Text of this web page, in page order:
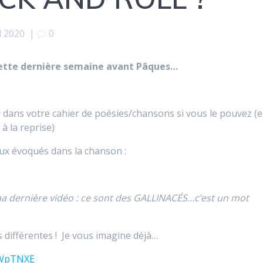
2020 | 0
dernière semaine avant Pâques…
votre cahier de poésies/chansons si vous le pouvez
la reprise)
évoqués dans la chanson :
dernière vidéo : ce sont des GALLINACÉS…c’est un mot
! Je vous imagine déjà…